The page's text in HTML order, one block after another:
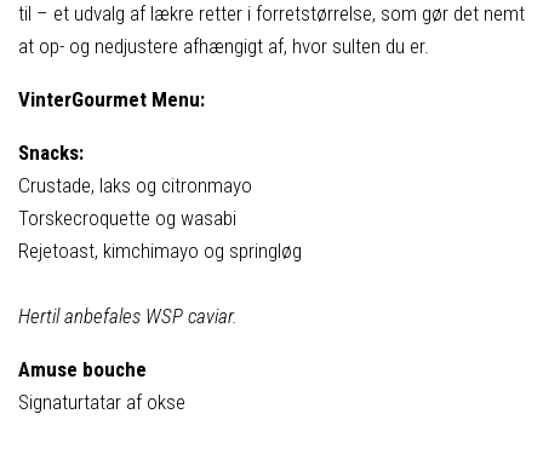
til – et udvalg af lækre retter i forretstørrelse, som gør det nemt
at op- og nedjustere afhængigt af, hvor sulten du er.
VinterGourmet Menu:
Snacks:
Crustade, laks og citronmayo
Torskecroquette og wasabi
Rejetoast, kimchimayo og springløg
Hertil anbefales WSP caviar.
Amuse bouche
Signaturtatar af okse